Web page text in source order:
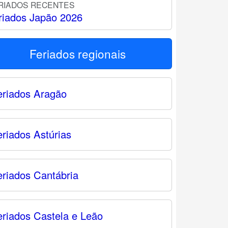
RECENTES
Japão 2026
Feriados regionais
Aragão
Astúrias
Cantábria
Castela e Leão